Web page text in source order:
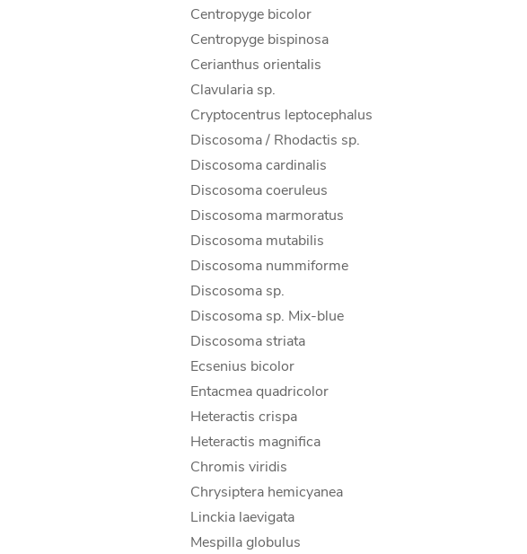
Centropyge bicolor
Centropyge bispinosa
Cerianthus orientalis
Clavularia sp.
Cryptocentrus leptocephalus
Discosoma / Rhodactis sp.
Discosoma cardinalis
Discosoma coeruleus
Discosoma marmoratus
Discosoma mutabilis
Discosoma nummiforme
Discosoma sp.
Discosoma sp. Mix-blue
Discosoma striata
Ecsenius bicolor
Entacmea quadricolor
Heteractis crispa
Heteractis magnifica
Chromis viridis
Chrysiptera hemicyanea
Linckia laevigata
Mespilla globulus